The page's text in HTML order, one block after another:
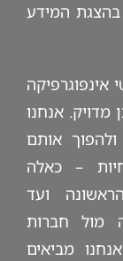
המידע
מדויק. אנחנו
ולהפוך אותם
– כאלה
ועד
מול חברות
מביאים